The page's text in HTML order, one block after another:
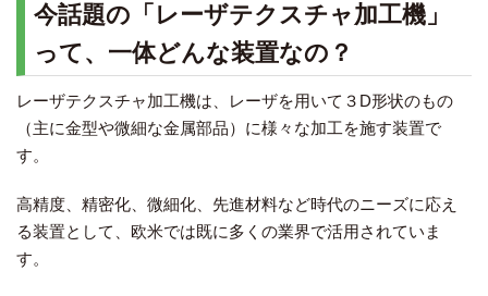
今話題の「レーザテクスチャ加工機」
って、一体どんな装置なの？
レーザテクスチャ加工機は、レーザを用いて３D形状のもの
（主に金型や微細な金属部品）に様々な加工を施す装置で
す。
高精度、精密化、微細化、先進材料など時代のニーズに応え
る装置として、欧米では既に多くの業界で活用されていま
す。